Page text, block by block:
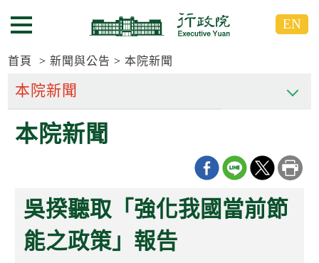
到
要
區
到
要
區
選單按鈕 EN
首頁 新聞與公告 本院新聞
本院新聞
吳揆聽取「強化我國當前節
能之政策」報告